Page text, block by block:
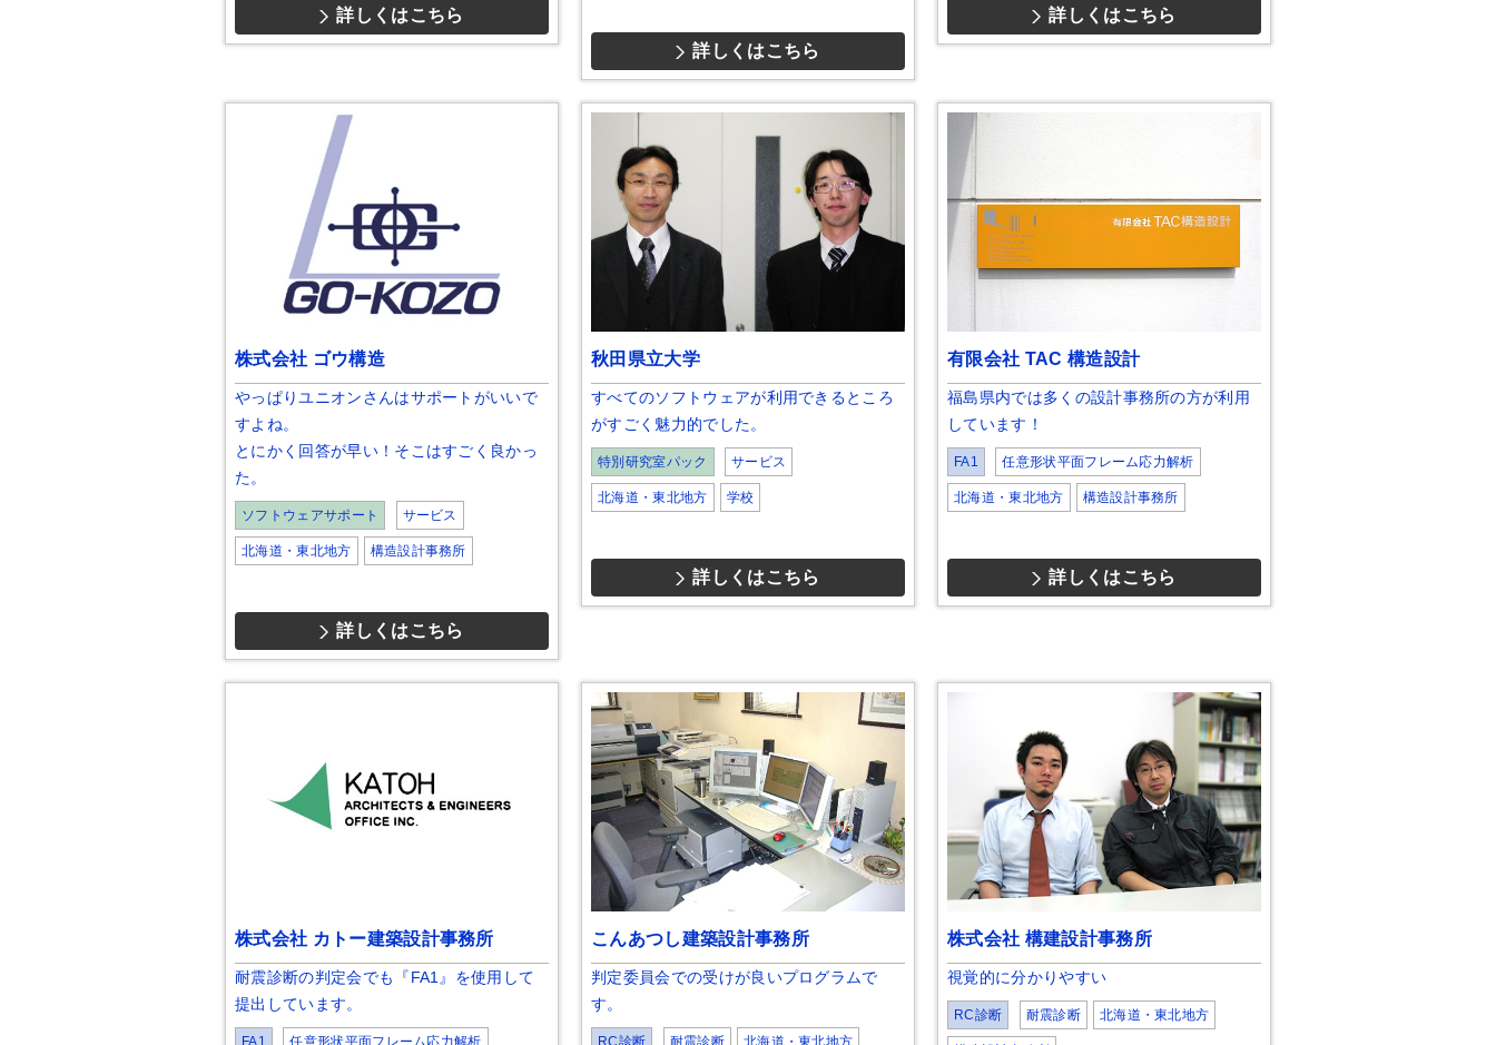
詳しくはこちら
詳しくはこちら
詳しくはこちら
株式会社 ゴウ構造
やっぱりユニオンさんはサポートがいいで
すよね。
とにかく回答が早い！そこはすごく良かっ
た。
ソフトウェアサポート サービス
北海道・東北地方 構造設計事務所
詳しくはこちら
秋田県立大学
すべてのソフトウェアが利用できるところ
がすごく魅力的でした。
特別研究室パック サービス
北海道・東北地方 学校
詳しくはこちら
有限会社 TAC 構造設計
福島県内では多くの設計事務所の方が利用
しています！
FA1 任意形状平面フレーム応力解析
北海道・東北地方 構造設計事務所
詳しくはこちら
株式会社 カトー建築設計事務所
耐震診断の判定会でも『FA1』を使用して
提出しています。
FA1 任意形状平面フレーム応力解析
こんあつし建築設計事務所
判定委員会での受けが良いプログラムで
す。
RC診断 耐震診断 北海道・東北地方
株式会社 構建設計事務所
視覚的に分かりやすい
RC診断 耐震診断 北海道・東北地方